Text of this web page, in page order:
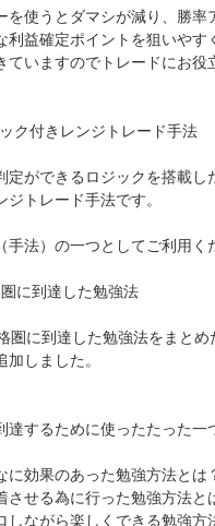
を使うとダマシが減り、勝率
利益確定ポイントを狙いやす
ていますのでトレードにお役
ク付きレンジトレード手法
定ができるロジックを搭載し
ジトレード手法です。
手法）の一つとしてご利用く
に到達した勉強法
圏に到達した勉強法をまとめ
加しました。
達するために使ったたった一
に効果のあった勉強方法とは
させる為に行った勉強方法と
しながら楽しくできる勉強方